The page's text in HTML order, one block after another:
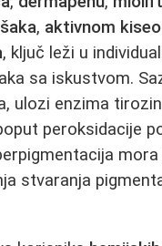
, aktivnom
, ključ leži u
sa iskustvom.
ulozi enzima
peroksidacije
stvaranja